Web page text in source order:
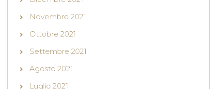
Novembre 2021
Ottobre 2021
Settembre 2021
Agosto 2021
Luglio 2021